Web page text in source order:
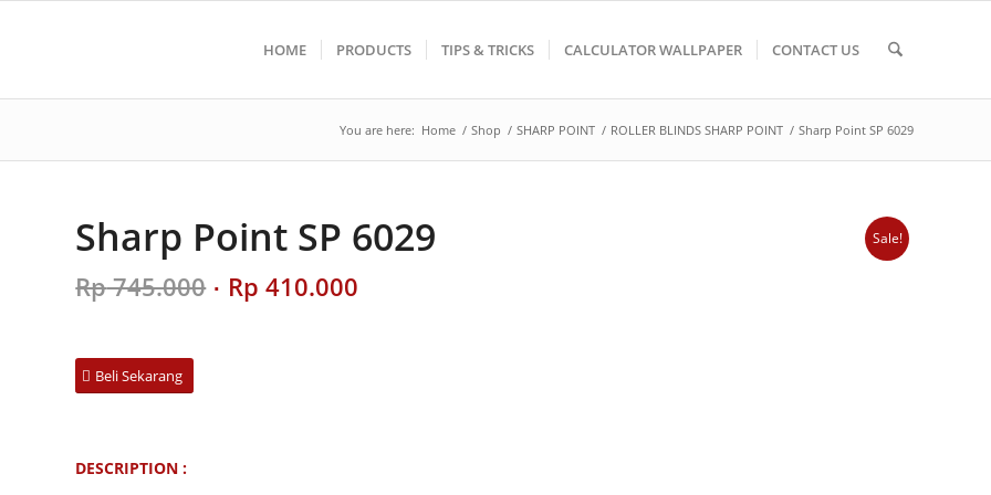
HOME PRODUCTS TIPS & TRICKS CALCULATOR WALLPAPER CONTACT US
You are here: Home / Shop / SHARP POINT / ROLLER BLINDS SHARP POINT / Sharp Point SP 6029
Sale!
Sharp Point SP 6029
Rp745.000 Original
price
Rp 410.000
Beli Sekarang
DESCRIPTION :